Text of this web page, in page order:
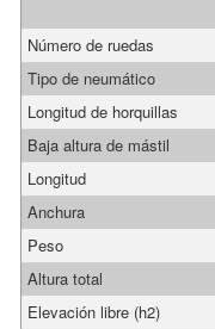
Número de ruedas
Tipo de neumático
Longitud de horquillas
Baja altura de mástil
Longitud
Anchura
Peso
Altura total
Elevación libre (h2)